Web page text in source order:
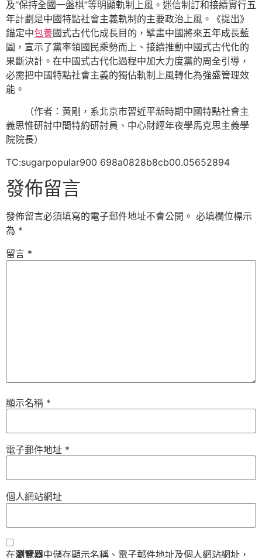
及“保持全國一盤棋”等明顯軌制上風。迷信制訂和接續實行五
年計劃是中國特點社會主義軌制的主要政治上風。《提出》
錨定中包養國式古代化成長目的，擘畫中國將來五年成長藍
圖，宣示了黨率領國民乘勢而上、接續推動中國式古代化的
果斷決計。在中國式古代化過程中加大力度黨的周全引導，
必需把中國特點社會主義的獨佔軌制上風轉化為強盛管理效
能。
（作者：黃剛，系北京市習近平新時期中國特點社會主
義思惟研討中間特約研討員、中心財經年夜學馬克思主義學
院院長）
TC:sugarpopular900 698a0828b8cb00.05652894
發佈留言
發佈留言必須填寫的電子郵件地址不會公開。 必填欄位標示
為 *
留言 *
顯示名稱 *
電子郵件地址 *
個人網站網址
在瀏覽器中儲存顯示名稱、電子郵件地址及個人網站網址，